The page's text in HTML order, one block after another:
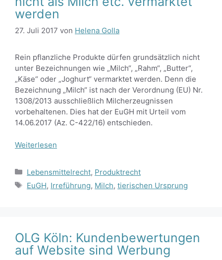
werden
27. Juli 2017 von Helena Golla
Rein pflanzliche Produkte dürfen grundsätzlich nicht
unter Bezeichnungen wie „Milch“, „Rahm“, „Butter“,
„Käse“ oder „Joghurt“ vermarktet werden. Denn die
Bezeichnung „Milch“ ist nach der Verordnung (EU) Nr.
1308/2013 ausschließlich Milcherzeugnissen
vorbehaltenen. Dies hat der EuGH mit Urteil vom
14.06.2017 (Az. C-422/16) entschieden.
Weiterlesen
Kategorien
Lebensmittelrecht, Produktrecht
Schlagwörter
EuGH, Irreführung, Milch, tierischen Ursprung
OLG Köln: Kundenbewertungen
auf Website sind Werbung